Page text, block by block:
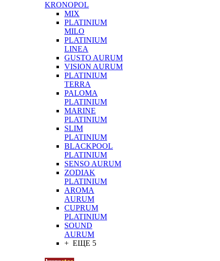
KRONOPOL
MIX
PLATINIUM
MILO
PLATINIUM
LINEA
GUSTO AURUM
VISION AURUM
PLATINIUM
TERRA
PALOMA
PLATINIUM
MARINE
PLATINIUM
SLIM
PLATINIUM
BLACKPOOL
PLATINIUM
SENSO AURUM
ZODIAK
PLATINIUM
AROMA
AURUM
CUPRUM
PLATINIUM
SOUND
AURUM
+ ЕЩЕ 5